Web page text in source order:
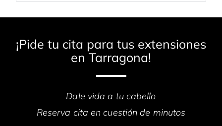
¡Pide tu cita para tus extensiones
en Tarragona!
Dale vida a tu cabello
Reserva cita en cuestión de minutos